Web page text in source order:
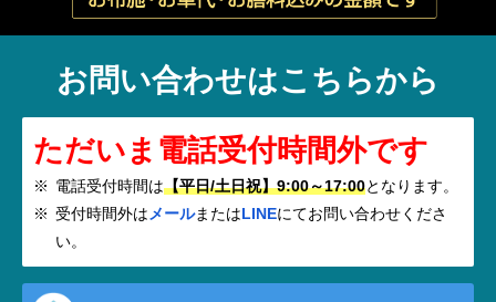
お問い合わせはこちらから
ただいま電話受付時間外です
電話受付時間は【平日/土日祝】9:00～17:00となります。
受付時間外はメールまたはLINEにてお問い合わせくださ
い。